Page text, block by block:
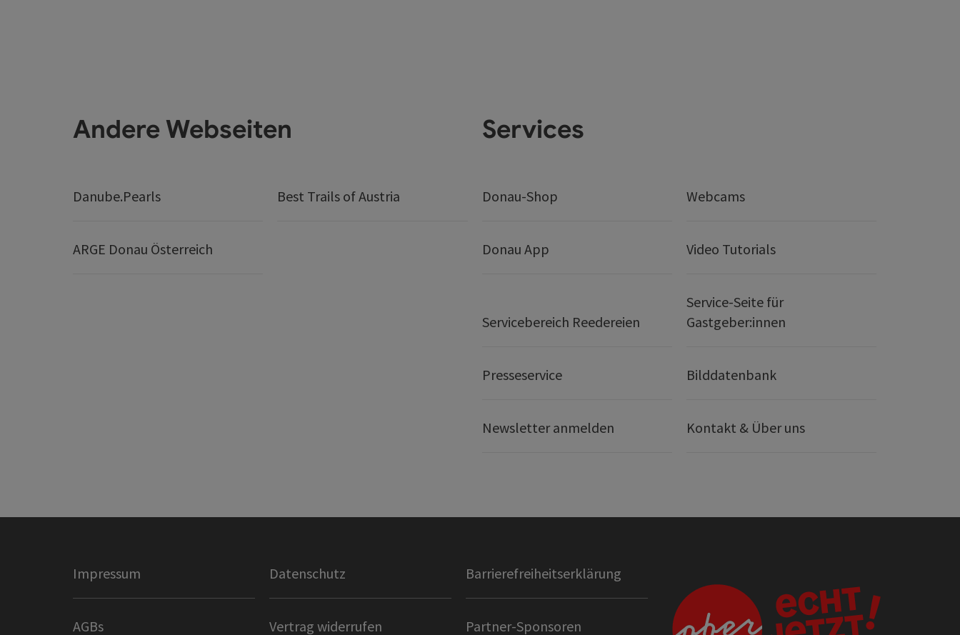
Andere Webseiten
Danube.Pearls Best Trails of Austria
ARGE Donau Österreich
Services
Donau-Shop Webcams
Donau App Video Tutorials
Servicebereich Reedereien
Service-Seite für
Gastgeber:innen
Presseservice Bilddatenbank
Newsletter anmelden Kontakt & Über uns
Impressum Datenschutz Barrierefreiheitserklärung
AGBs Vertrag widerrufen Partner-Sponsoren